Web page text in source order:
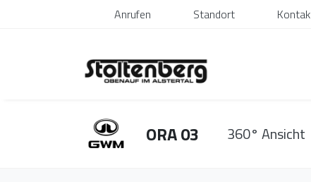
Anrufen Standort
ORA 03 360° Ansicht